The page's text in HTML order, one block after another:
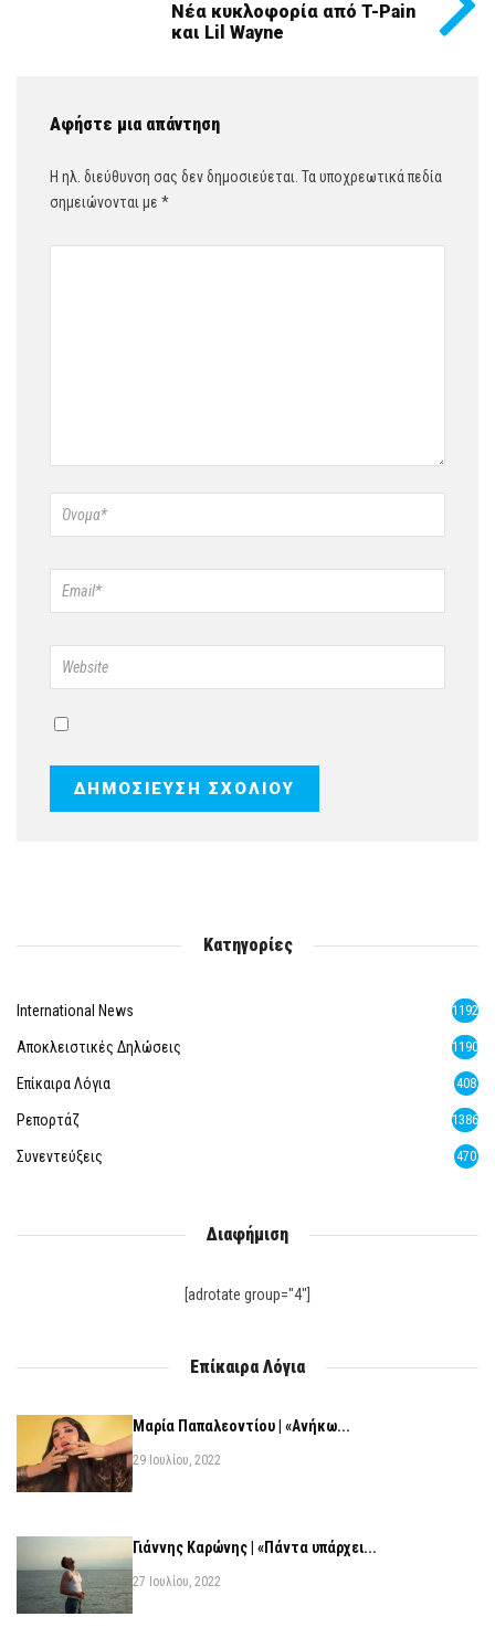
Νέα κυκλοφορία από T-Pain
και Lil Wayne
Αφήστε μια απάντηση
Η ηλ. διεύθυνση σας δεν δημοσιεύεται. Τα υποχρεωτικά πεδία
σημειώνονται με *
Κατηγορίες
International News 1192
Αποκλειστικές Δηλώσεις 1190
Επίκαιρα Λόγια 408
Ρεπορτάζ 1386
Συνεντεύξεις 470
Διαφήμιση
[adrotate group="4"]
Επίκαιρα Λόγια
Μαρία Παπαλεοντίου | «Ανήκω...
29 Ιουλίου, 2022
Γιάννης Καρώνης | «Πάντα υπάρχει...
27 Ιουλίου, 2022